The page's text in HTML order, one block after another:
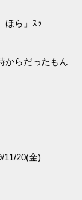
ほら」ｽｯ
からだったもん
11/20(金)